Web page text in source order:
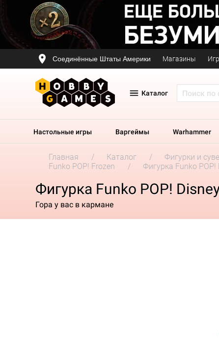
Соединённые Штаты Америки Магазины
Каталог
Настольные игры Варгеймы Warhammer
Главная Каталог Фигурки и
Funko POP! Frozen
Фигурка Funko POP!
Фигурка Funko POP!
Гора у вас в кармане